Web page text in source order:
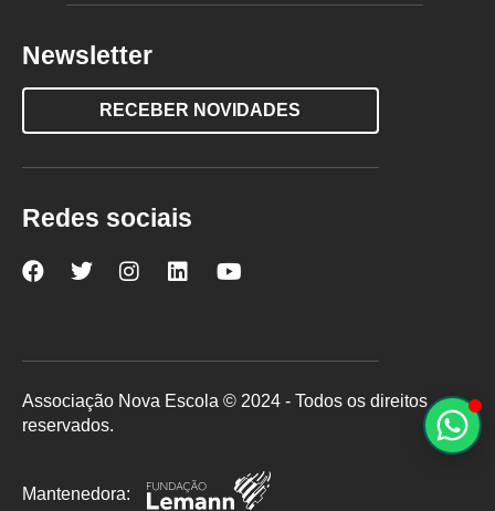
Newsletter
RECEBER NOVIDADES
Redes sociais
Nova
Facebook
Nova
Twitter
Nova
Instagram
Nova
LinkedInYouTube
Associação Nova Escola © 2024 - Todos os direitos
reservados.
Mantenedora: